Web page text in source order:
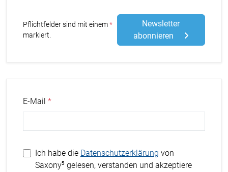
Pflichtfelder sind mit einem Stern
markiert.
Newsletter
abonnieren
E-Mail
Ich habe die Datenschutzerklärung von
Saxony⁵ gelesen, verstanden und akzeptiere